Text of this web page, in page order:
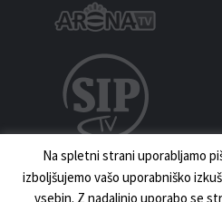
Na spletni strani uporabljamo
izboljšujemo vašo uporabniško
vsebin. Z nadaljnjo uporabo se